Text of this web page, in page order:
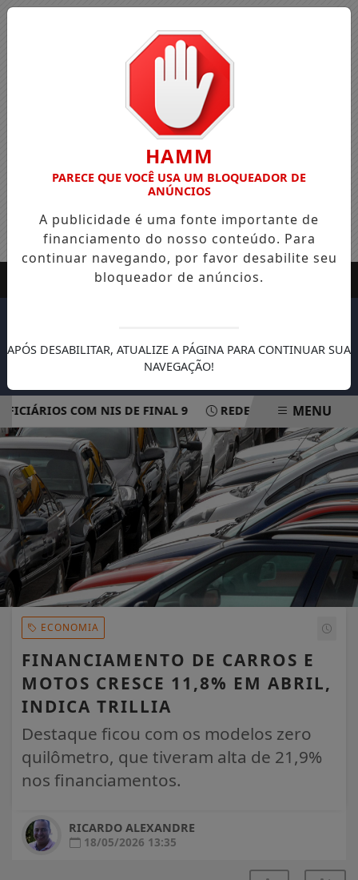
COM NIS DE FINAL 9 REDE ELÉTRICA MAIS
EM ALTA
MENU
ECONOMIA
FINANCIAMENTO DE CARROS E
MOTOS CRESCE 11,8% EM ABRIL,
INDICA TRILLIA
Destaque ficou com os modelos zero
quilômetro, que tiveram alta de 21,9%
nos financiamentos.
RICARDO ALEXANDRE
18/05/2026 13:35
HAMM
PARECE QUE VOCÊ USA UM BLOQUEADOR DE
ANÚNCIOS
A publicidade é uma fonte importante de
financiamento do nosso conteúdo. Para
continuar navegando, por favor desabilite seu
bloqueador de anúncios.
APÓS DESABILITAR, ATUALIZE A PÁGINA PARA CONTINUAR SUA
NAVEGAÇÃO!